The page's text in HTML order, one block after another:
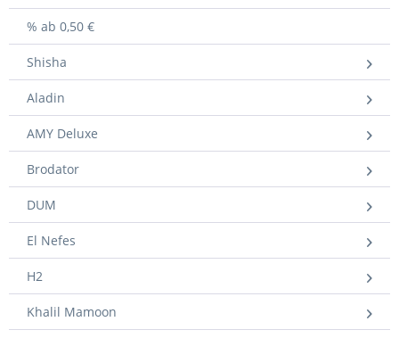
% ab 0,50 €
Shisha
Aladin
AMY Deluxe
Brodator
DUM
El Nefes
H2
Khalil Mamoon